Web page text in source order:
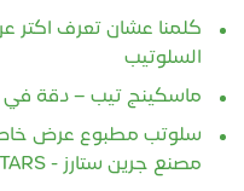
كلمنا عشان تعرف اكتر
السلوتيب
ماسكينج تيب – دقة في
سلوتب مطبوع عرض
مصنع جرين ستارز - GREEN STARS